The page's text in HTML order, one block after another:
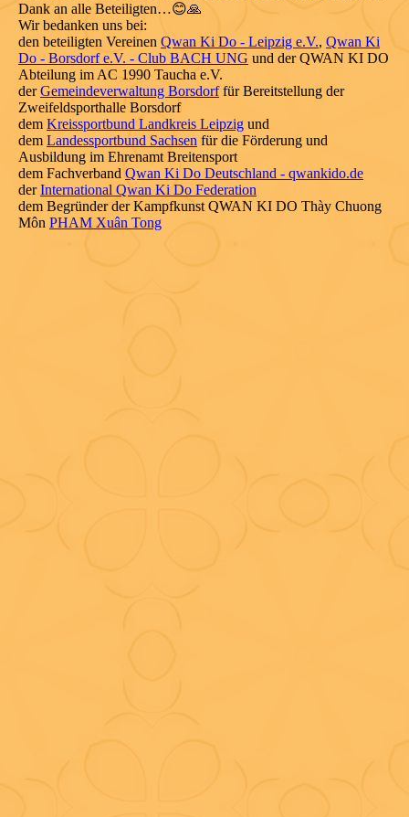
Dank an alle Beteiligten…😊🙏
Wir bedanken uns bei:
den beteiligten Vereinen Qwan Ki Do - Leipzig e.V., Qwan Ki
Do - Borsdorf e.V. - Club BACH UNG und der QWAN KI DO
Abteilung im AC 1990 Taucha e.V.
derGemeindeverwaltung Borsdorffür Bereitstellung der
Zweifeldsporthalle Borsdorf
dem Kreissportbund Landkreis Leipzig und
dem Landessportbund Sachsen für die Förderung und
Ausbildung im Ehrenamt Breitensport
dem Fachverband Qwan Ki Do Deutschland - qwankido.de
derInternational Qwan Ki Do Federation
dem Begründer der Kampfkunst QWAN KI DO Thày Chuong
Môn PHAM Xuân Tong